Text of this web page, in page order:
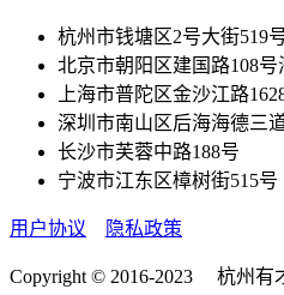
杭州市钱塘区2号大街519
北京市朝阳区建国路108
上海市普陀区金沙江路
深圳市南山区后海海德三
长沙市芙蓉中路188号
宁波市江东区樟树街515号
用户协议 隐私政策
Copyright © 2016-2023 杭州有